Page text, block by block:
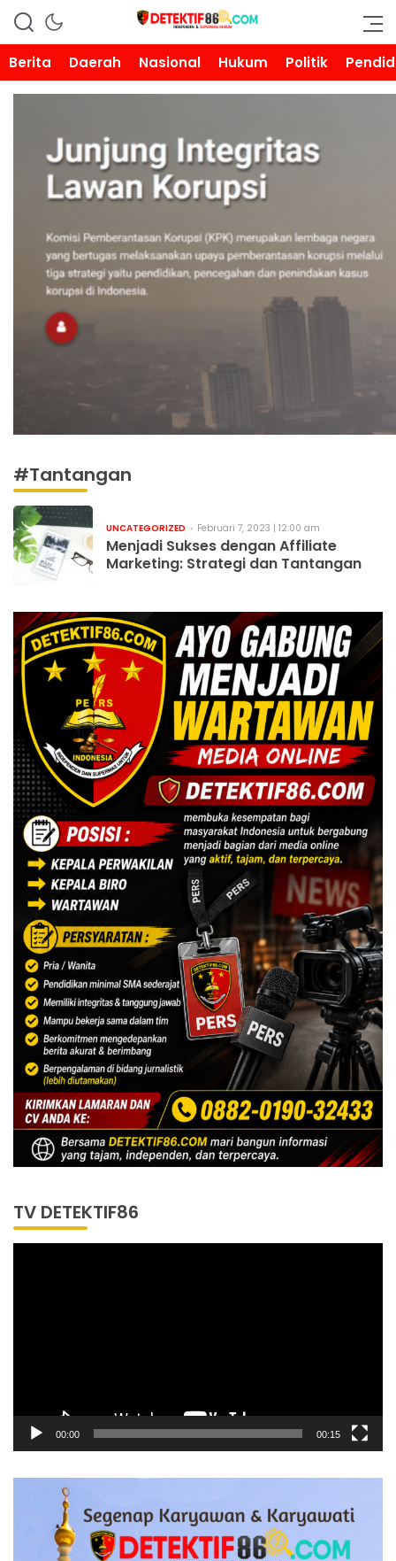
DETEKTIF86.COM
Berita
Daerah Nasional Hukum Politik
#Tantangan
UNCATEGORIZED Februari 7, 2023 | 12:00 am
Menjadi Sukses dengan Affiliate
Marketing: Strategi dan Tantangan
TV DETEKTIF86
00:00 00:15